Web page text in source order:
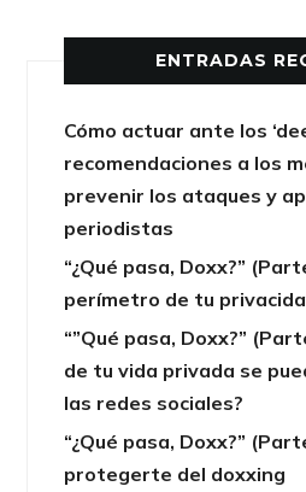
ENTRADAS
Cómo actuar ante los
recomendaciones a los
prevenir los ataques y
periodistas
“¿Qué pasa, Doxx?”
perímetro de tu
“”Qué pasa, Doxx?”
de tu vida privada se
las redes sociales?
“¿Qué pasa, Doxx?”
protegerte del doxxing